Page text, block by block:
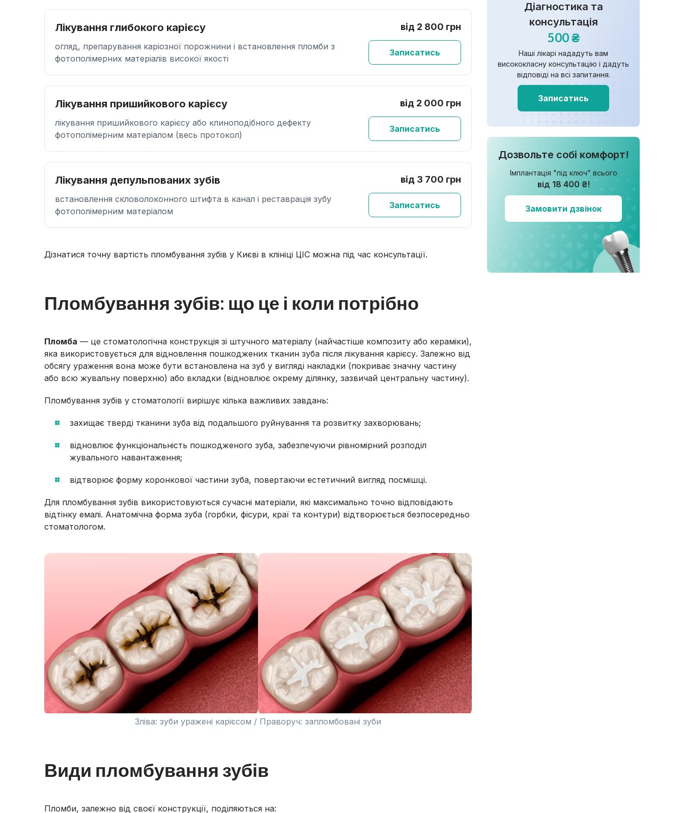
Лікування глибокого карієсу
огляд, препарування каріозної порожнини і встановлення пломби з
фотополімерних матеріалів високої якості
від 2 800 грн
Записатись
Лікування пришийкового карієсу
лікування пришийкового карієсу або клиноподібного дефекту
фотополімерним матеріалом (весь протокол)
від 2 000 грн
Записатись
Лікування депульпованих зубів
встановлення скловолоконного штифта в канал і реставрація зубу
фотополімерним матеріалом
від 3 700 грн
Записатись
Дізнатися точну вартість пломбування зубів у Києві в клініці ЦІС можна під час консультації.
Пломбування зубів: що це і коли потрібно
Пломба — це стоматологічна конструкція зі штучного матеріалу (найчастіше композиту або кераміки),
яка використовується для відновлення пошкоджених тканин зуба після лікування карієсу. Залежно від
обсягу ураження вона може бути встановлена на зуб у вигляді накладки (покриває значну частину
або всю жувальну поверхню) або вкладки (відновлює окрему ділянку, зазвичай центральну частину).
Пломбування зубів у стоматології вирішує кілька важливих завдань:
захищає тверді тканини зуба від подальшого руйнування та розвитку захворювань;
відновлює функціональність пошкодженого зуба, забезпечуючи рівномірний розподіл
жувального навантаження;
відтворює форму коронкової частини зуба, повертаючи естетичний вигляд посмішці.
Для пломбування зубів використовуються сучасні матеріали, які максимально точно відповідають
відтінку емалі. Анатомічна форма зуба (горбки, фісури, краї та контури) відтворюється безпосередньо
стоматологом.
Зліва: зуби уражені карієсом / Праворуч: запломбовані зуби
Види пломбування зубів
Пломби, залежно від своєї конструкції, поділяються на:
Діагностика та
консультація
500 ₴
Наші лікарі нададуть вам
висококласну консультацію і дадуть
відповіді на всі запитання.
Записатись
Дозвольте собі комфорт!
Імплантація "під ключ" всього
від 18 400 ₴!
Замовити дзвінок